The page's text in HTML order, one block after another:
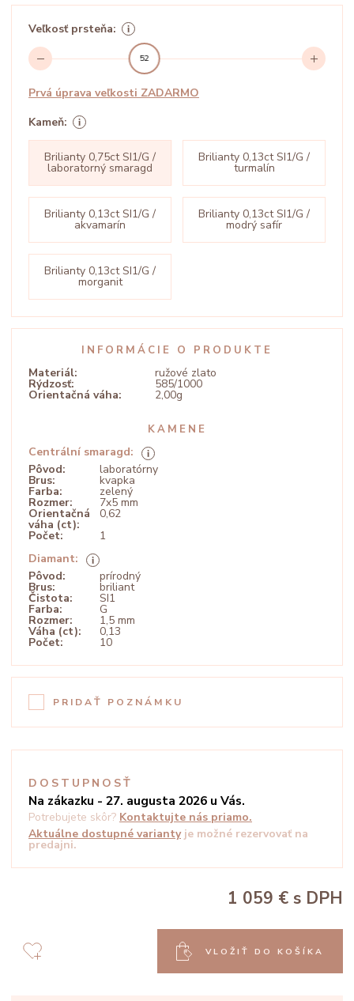
Veľkosť prsteňa:
52
Prvá úprava veľkosti ZADARMO
Kameň:
Brilianty 0,75ct SI1/G /
laboratorný smaragd
Brilianty 0,13ct SI1/G /
turmalín
Brilianty 0,13ct SI1/G /
akvamarín
Brilianty 0,13ct SI1/G /
modrý safír
Brilianty 0,13ct SI1/G /
morganit
INFORMÁCIE O PRODUKTE
Materiál: ružové zlato
Rýdzosť: 585/1000
Orientačná váha: 2,00g
KAMENE
Centrální smaragd:
Pôvod:
laboratórny
Brus: kvapka
Farba: zelený
Rozmer: 7x5 mm
Orientačná
váha (ct):
0,62
Počet:
1
Diamant:
Pôvod:
prírodný
Brus: briliant
Čistota: SI1
Farba: G
Rozmer: 1,5 mm
Váha (ct): 0,13
Počet: 10
PRIDAŤ POZNÁMKU
DOSTUPNOSŤ
Na zákazku - 27. augusta 2026 u Vás.
Potrebujete skôr? Kontaktujte nás priamo.
Aktuálne dostupné varianty je možné rezervovať na
predajni.
1 059 € s DPH
VLOŽIŤ DO KOŠÍKA